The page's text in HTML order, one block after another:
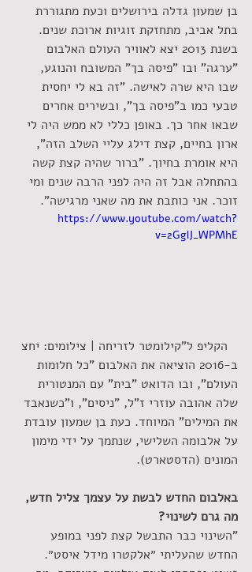
בן שמעון גדלה בירושלים וכעת מתגוררת
בתל אביב, מתחזקת זוגיות ארוכת שנים.
בשנת 2013 יצא לאוויר העולם האלבום
"ערגה" ובו "פיסה בך" המשובח והנוגע,
שבו היא שרה לאישה. "זה בא לי יחסית
טבעי כמו ב"פיסה בך", ובשירים אחרים
שבאו אחר כך. באופן כללי לא ממש היה לי
ארון בחיים, קצת דילג עליי השלב הזה",
היא אומרת בחיוך. "ברור שהיה קצת קשה
בהתחלה אבל זה היה לפני הרבה שנים ומי
זוכר. אני כותבת את מה שאני מרגישה".
https://www.youtube.com/watch?
v=2GglJ_WPMhE
ב-2016 הוציאה את האלבום "כל חלומות
העולם", ובו הדואט "בית" עם המנטורית
שלה אהובה עוזרי ז"ל, "ניסים", ו"כשנאבד
את המילים" המיוחד. כעת בן שמעון עובדת
על אלבומה השלישי, שנתמך על ידי מימון
המונים (הדסטארט).
באלבום החדש לבשת על עצמך צליל חדש,
מה גרם לשינוי?
"השינוי כבר התבשל קצת לפני במופע
החדש שהעליתי ״אלקטרו מידל איסט״.